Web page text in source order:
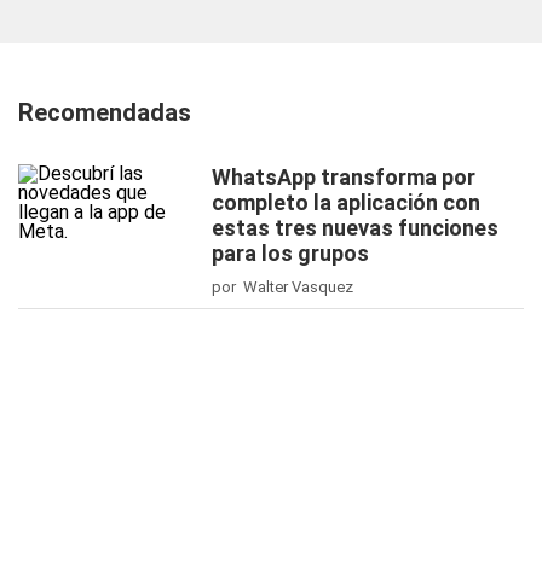
Recomendadas
WhatsApp transforma por
completo la aplicación con
estas tres nuevas funciones
para los grupos
por Walter Vasquez